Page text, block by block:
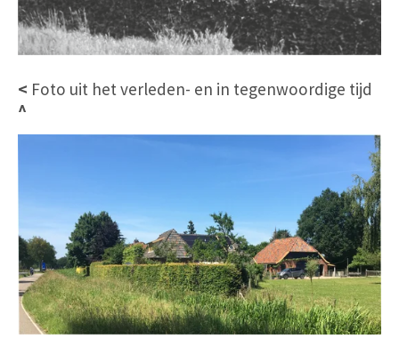
< Foto uit het verleden- en in tegenwoordige tijd
^